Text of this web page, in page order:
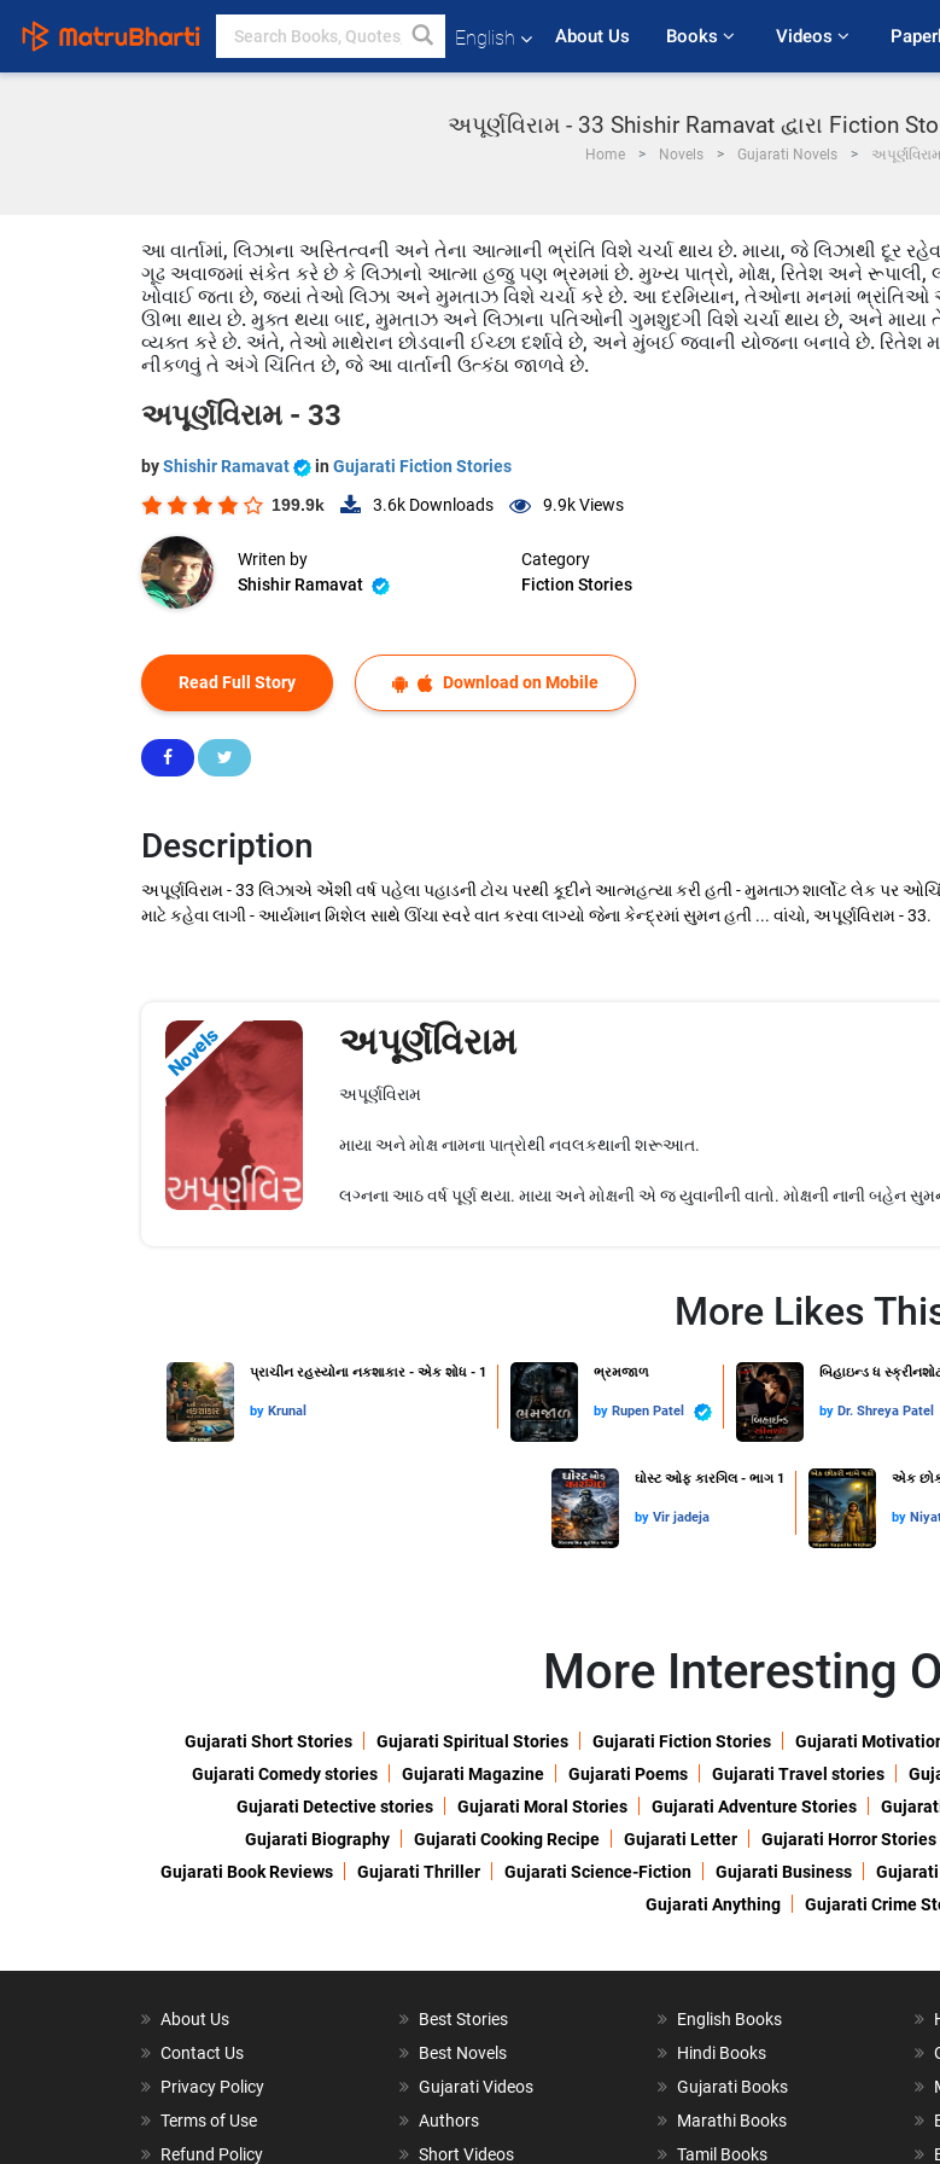
English About Us Books Videos
અપૂર્ણવિરામ - 33 Shishir Ramavat દ્વારા Fiction
Home Novels Gujarati Novels
આ વાર્તામાં, લિઝાના અસ્તિત્વની અને તેના આત્માની ભ્રાંતિ વિશે ચર્ચા થાય છે. માયા, જે લિઝાથી દૂર
ગૂઢ અવાજમાં સંકેત કરે છે કે લિઝાનો આત્મા હજુ પણ ભ્રમમાં છે. મુખ્ય પાત્રો, મોક્ષ, રિતેશ અને રૂપાલી,
ખોવાઈ જતા છે, જ્યાં તેઓ લિઝા અને મુમતાઝ વિશે ચર્ચા કરે છે. આ દરમિયાન, તેઓના મનમાં ભ્રાંતિઓ
ઊભા થાય છે. મુક્ત થયા બાદ, મુમતાઝ અને લિઝાના પતિઓની ગુમશુદગી વિશે ચર્ચા થાય છે, અને માયા
વ્યક્ત કરે છે. અંતે, તેઓ માથેરાન છોડવાની ઈચ્છા દર્શાવે છે, અને મુંબઈ જવાની યોજના બનાવે છે. રિતેશ
નીકળવું તે અંગે ચિંતિત છે, જે આ વાર્તાની ઉત્કંઠા જાળવે છે.
અપૂર્ણવિરામ - 33
byShishir Ramavat in Gujarati Fiction Stories
199.9k 3.6k Downloads 9.9kViews
Writen by
Shishir Ramavat
Category
Fiction Stories
Read Full Story Download on Mobile
Description
અપૂર્ણવિરામ - 33 લિઝાએ એંશી વર્ષ પહેલા પહાડની ટોચ પરથી કૂદીને આત્મહત્યા કરી હતી - મુમતાઝ શાર્લોટ લેક પર
માટે કહેવા લાગી - આર્યમાન મિશેલ સાથે ઊંચા સ્વરે વાત કરવા લાગ્યો જેના કેન્દ્રમાં સુમન હતી ... વાંચો, અપૂર્ણવિરામ - 33.
Novels અપૂર્ણવિરામ
અપૂર્ણવિરામ
માયા અને મોક્ષ નામના પાત્રોથી નવલકથાની શરૂઆત.
લગ્નના આઠ વર્ષ પૂર્ણ થયા. માયા અને મોક્ષની એ જ યુવાનીની વાતો. મોક્ષની નાની બહેન
More Likes
પ્રાચીન રહસ્યોના નકશાકાર - એક શોધ - 1
by Krunal
ભ્રમજાળ
by Rupen Patel
બિહાઇન્ડ ધ
by Dr. Shreya Patel
ઘોસ્ટ ઓફ કારગિલ - ભાગ 1
by Vir jadeja
એક
by
More Interesting
Gujarati Short Stories Gujarati Spiritual Stories Gujarati Fiction Stories Gujarati
Gujarati Comedy stories
Gujarati Magazine Gujarati Poems Gujarati Travel stories
Gujarati Detective stories
Gujarati Moral Stories Gujarati Adventure Stories
Gujarati Biography
Gujarati Cooking Recipe Gujarati Letter Gujarati Horror Stories
Gujarati Book Reviews
Gujarati Thriller Gujarati Science-Fiction Gujarati Business
Gujarati Anything
Gujarati Crime
About Us
Contact Us
Privacy Policy
Terms of Use
Refund Policy
Best Stories
Best Novels
Gujarati Videos
Authors
Short Videos
English Books
Hindi Books
Gujarati Books
Marathi Books
Tamil Books